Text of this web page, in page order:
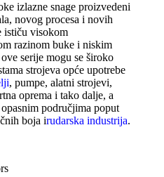
izlazne snage proizvedeni
novog procesa i novih
ističu visokom
razinom buke i niskim
serije mogu se široko
strojeva opće upotrebe
, pumpe, alatni strojevi,
oprema i tako dalje, a
područjima poput
boja irudarska industrija.